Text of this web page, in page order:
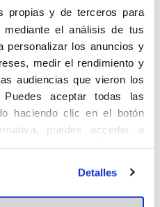
propias y de terceros para
mediante el análisis de tus
personalizar los anuncios y
medir el rendimiento y
audiencias que vieron los
aceptar todas las
haciendo clic en el botón
puedes acceder a
y cambiar tus preferencias
más información puedes
Detalles
acto, los propagandistas del
en la Iglesia de San
de la Puente Sendón,